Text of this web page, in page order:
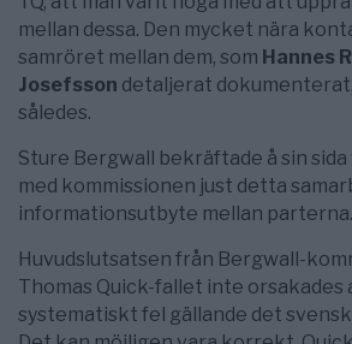
mellan dessa. Den mycket nära
samröret mellan dem, som Hannes
Josefsson detaljerat
således.
Sture Bergwall bekräftade å sin
med kommissionen just detta
informationsutbyte mellan parterna.
Huvudslutsatsen från Bergwall-
Thomas Quick-fallet inte orsakades
systematiskt fel gällande det